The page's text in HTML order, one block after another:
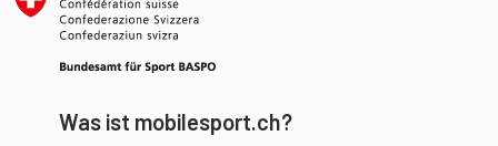
Was ist mobilesport.ch?